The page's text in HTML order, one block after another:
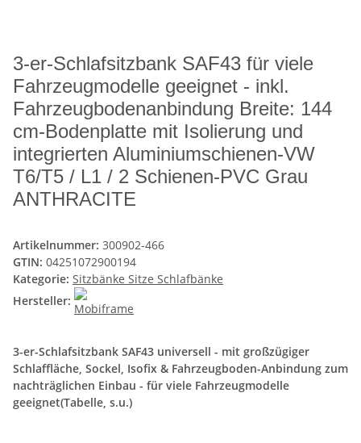
3-er-Schlafsitzbank SAF43 für viele
Fahrzeugmodelle geeignet - inkl.
Fahrzeugbodenanbindung Breite: 144
cm-Bodenplatte mit Isolierung und
integrierten Aluminiumschienen-VW
T6/T5 / L1 / 2 Schienen-PVC Grau
ANTHRACITE
Artikelnummer: 300902-466
GTIN: 04251072900194
Kategorie: Sitzbänke Sitze Schlafbänke
Hersteller:
3-er-Schlafsitzbank SAF43 universell - mit großzügiger
Schlaffläche, Sockel, Isofix & Fahrzeugboden-Anbindung zum
nachträglichen Einbau - für viele Fahrzeugmodelle
geeignet(Tabelle, s.u.)